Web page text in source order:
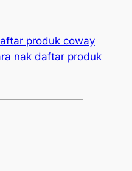
produk coway
nak daftar produk